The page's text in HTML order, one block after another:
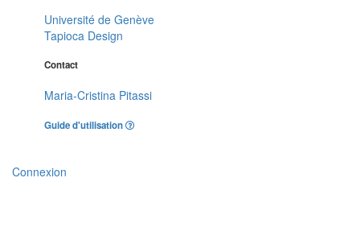
Université de Genève
Tapioca Design
Contact
Maria-Cristina Pitassi
Guide d'utilisation
Connexion